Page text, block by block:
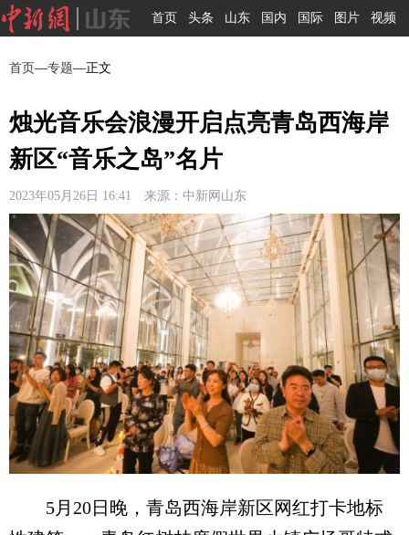
首页 头条 山东 国内 国际 图片 视频
首页—专题—正文
烛光音乐会浪漫开启点亮青岛西海岸
新区“音乐之岛”名片
2023年05月26日 16:41 来源：中新网山东
5月20日晚，青岛西海岸新区网红打卡地标